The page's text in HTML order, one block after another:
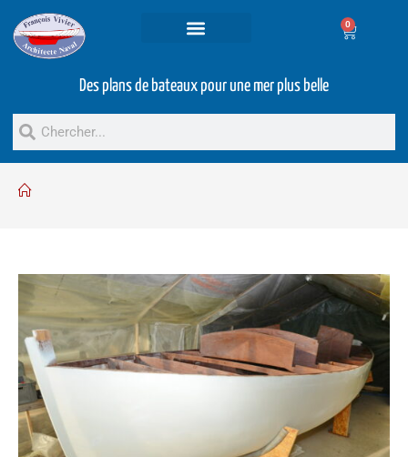
0
Des plans de bateaux pour une mer plus belle